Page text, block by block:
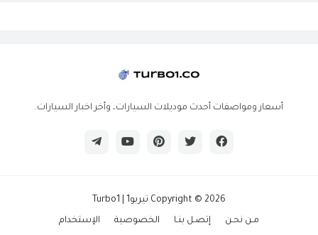
أسعار ومواصفات أحدث موديلات السيارات، وأخر اخبار السيارات.
Copyright © 2026 تيربو1 | Turbo1
مـن نحـن إتصـل بنـا الخصوصية الإستخدام